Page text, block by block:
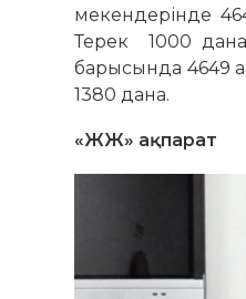
мекендерінде
Терек 1000
барысында 4649
1380 дана.
«ЖЖ» ақпарат